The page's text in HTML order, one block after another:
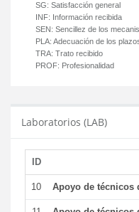
SG: Satisfacción general
INF: Información recibida
SEN: Sencillez de los
PLA: Adecuación de los
TRA: Trato recibido
PROF: Profesionalidad
Laboratorios (LAB)
ID
10 Apoyo de técnicos